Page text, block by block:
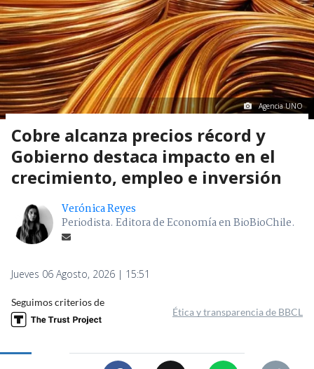
Agencia UNO
Cobre alcanza precios récord y
Gobierno destaca impacto en el
crecimiento, empleo e inversión
Verónica Reyes
Periodista. Editora de Economía en BioBioChile.
Jueves 06 Agosto, 2026 | 15:51
Seguimos criterios de
Ética y transparencia de BBCL